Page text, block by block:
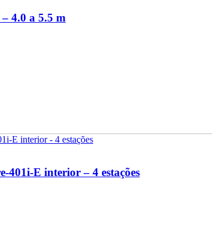
4.0 a 5.5 m
401i-E interior – 4 estações